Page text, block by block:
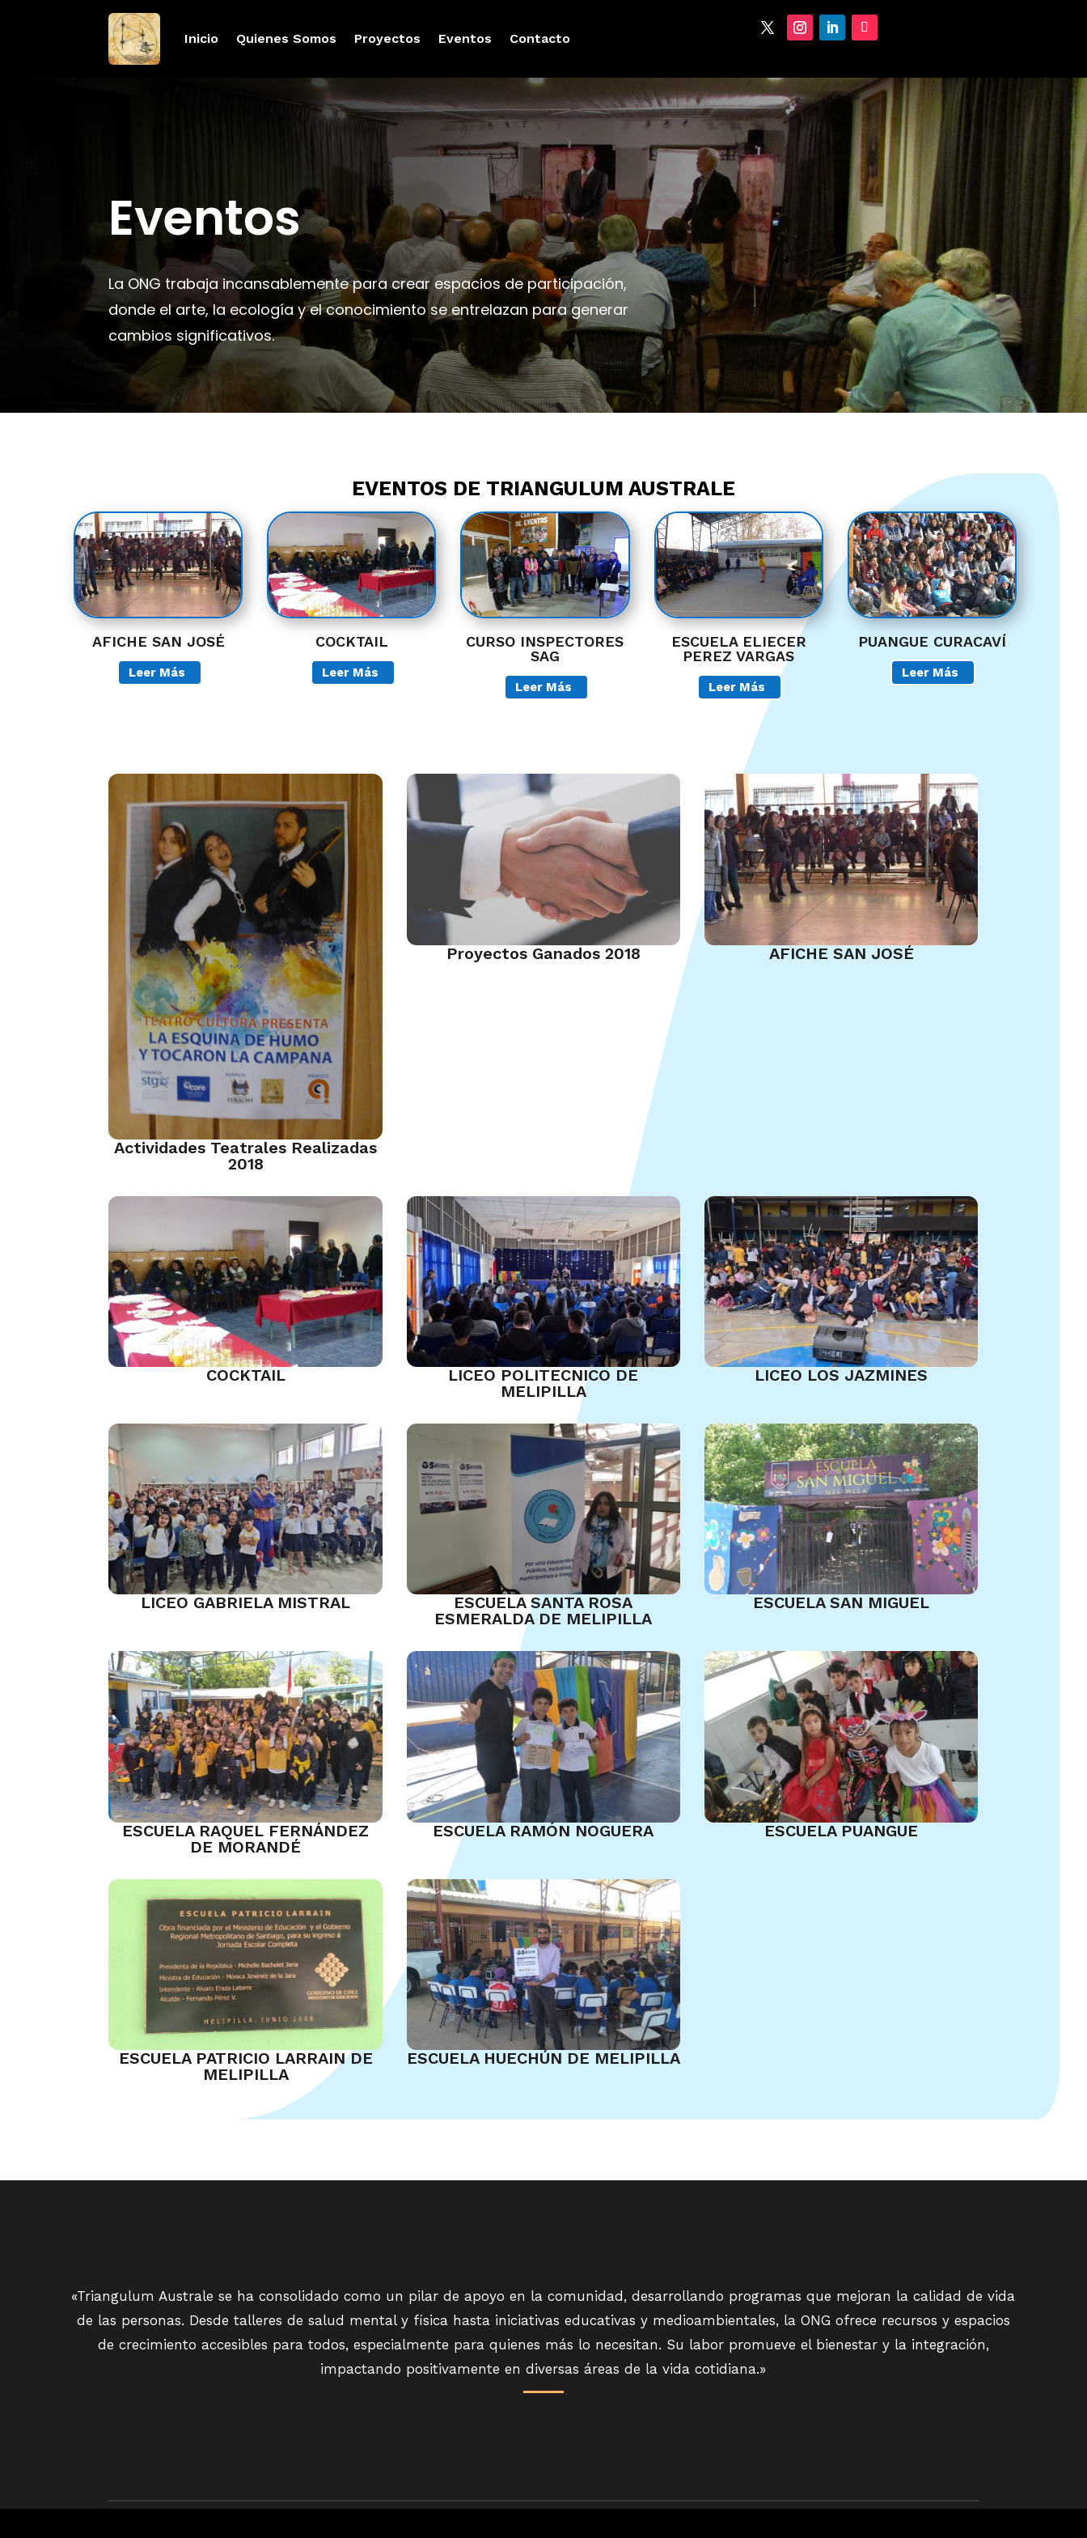
Inicio Quienes Somos Proyectos Eventos Contacto
Eventos
La ONG trabaja incansablemente para crear espacios de participación,
donde el arte, la ecología y el conocimiento se entrelazan para generar
cambios significativos.
EVENTOS DE TRIANGULUM AUSTRALE
AFICHE SAN JOSÉ
Leer Más
COCKTAIL
Leer Más
CURSO INSPECTORES
SAG
Leer Más
ESCUELA ELIECER
PEREZ VARGAS
Leer Más
PUANGUE CURACAVÍ
Leer Más
Actividades Teatrales Realizadas
2018
Proyectos Ganados 2018 AFICHE SAN JOSÉ
COCKTAIL
LICEO POLITECNICO DE
MELIPILLA
LICEO LOS JAZMINES
LICEO GABRIELA MISTRAL
ESCUELA SANTA ROSA
ESMERALDA DE MELIPILLA
ESCUELA SAN MIGUEL
ESCUELA RAQUEL FERNÁNDEZ
DE MORANDÉ
ESCUELA RAMÓN NOGUERA ESCUELA PUANGUE
ESCUELA PATRICIO LARRAIN DE
MELIPILLA
ESCUELA HUECHÚN DE MELIPILLA
«Triangulum Australe se ha consolidado como un pilar de apoyo en la comunidad, desarrollando programas que mejoran la calidad de vida
de las personas. Desde talleres de salud mental y física hasta iniciativas educativas y medioambientales, la ONG ofrece recursos y espacios
de crecimiento accesibles para todos, especialmente para quienes más lo necesitan. Su labor promueve el bienestar y la integración,
impactando positivamente en diversas áreas de la vida cotidiana.»